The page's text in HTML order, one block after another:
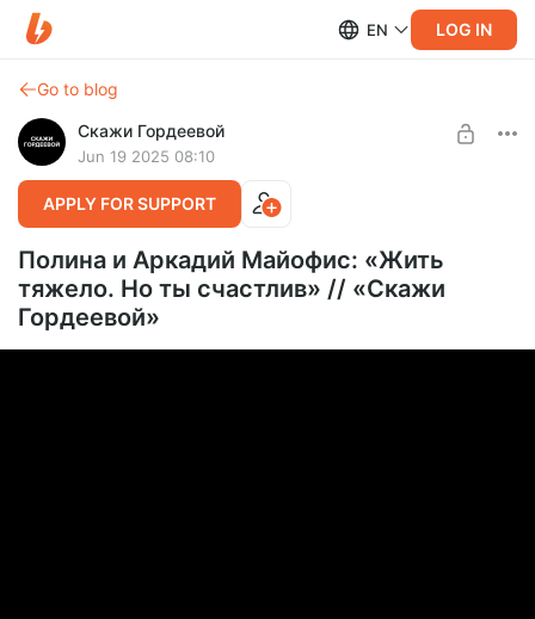
EN LOG IN
Go to blog
Скажи Гордеевой
Jun 19 2025 08:10
APPLY FOR SUPPORT
Полина и Аркадий Майофис: «Жить
тяжело. Но ты счастлив» // «Скажи
Гордеевой»